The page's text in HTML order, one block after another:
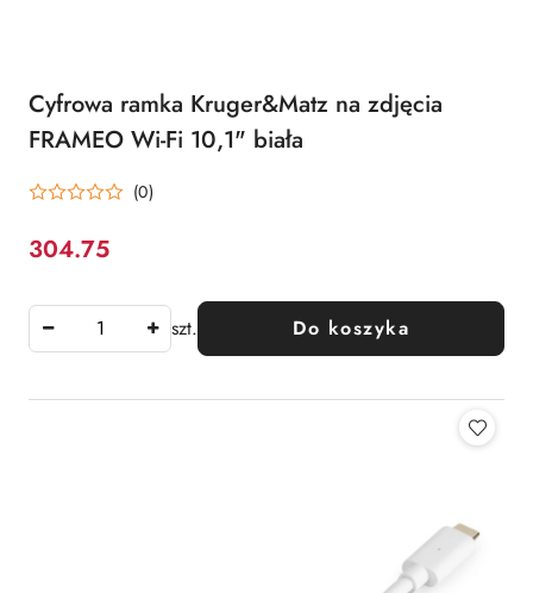
Cyfrowa ramka Kruger&Matz na zdjęcia
FRAMEO Wi-Fi 10,1" biała
(0)
Cena:
304.75
szt. Do koszyka